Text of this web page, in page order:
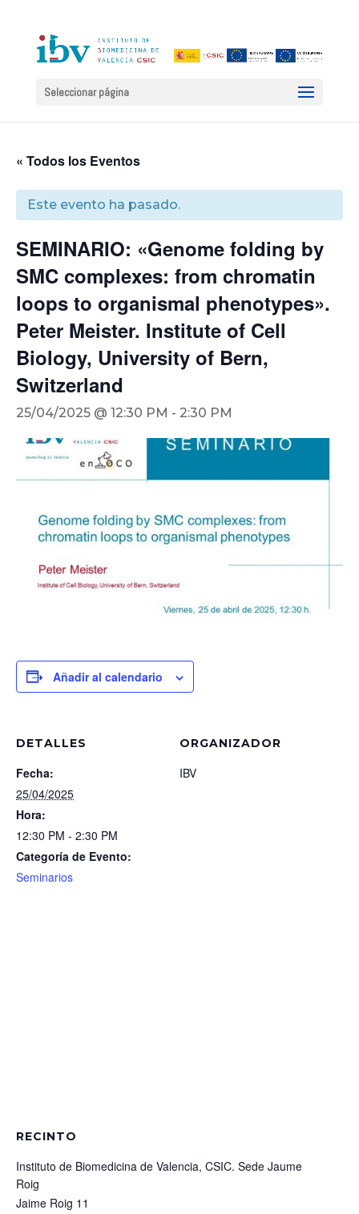
Seleccionar página
« Todos los Eventos
Este evento ha pasado.
SEMINARIO: «Genome folding by
SMC complexes: from chromatin
loops to organismal phenotypes».
Peter Meister. Institute of Cell
Biology, University of Bern,
Switzerland
25/04/2025 @ 12:30 PM - 2:30 PM
Añadir al calendario
DETALLES
Fecha:
25/04/2025
Hora:
12:30 PM - 2:30 PM
Categoría de Evento:
Seminarios
ORGANIZADOR
IBV
RECINTO
Instituto de Biomedicina de Valencia, CSIC. Sede Jaume
Roig
Jaime Roig 11